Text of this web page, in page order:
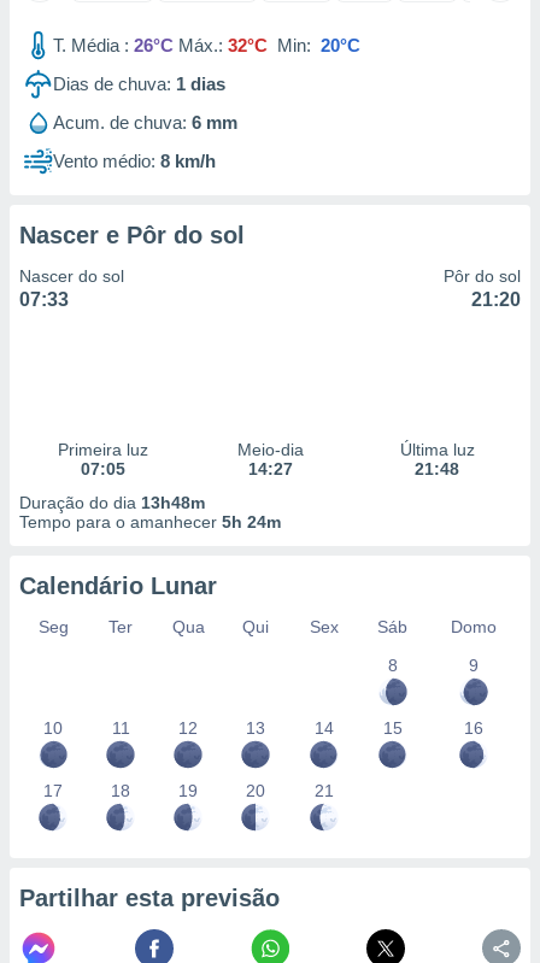
utilizar
criar
medir
da
medir o
fontes,
e melhorar
dados
estudos
T. Média : 26°C Máx.: 32°C Min: 20°C
Dias de chuva: 1 dias
Acum. de chuva: 6 mm
Vento médio: 8 km/h
Nascer e Pôr do sol
Nascer do sol
07:33
Pôr do sol
21:20
Primeira luz
07:05
Meio-dia
14:27
Última luz
21:48
Duração do dia 13h48m
Tempo para o amanhecer 5h 24m
Calendário Lunar
Seg Ter Qua Qui Sex Sáb
Domo
8
9
10 11 12 13 14 15 16
17 18 19 20 21
Partilhar esta previsão